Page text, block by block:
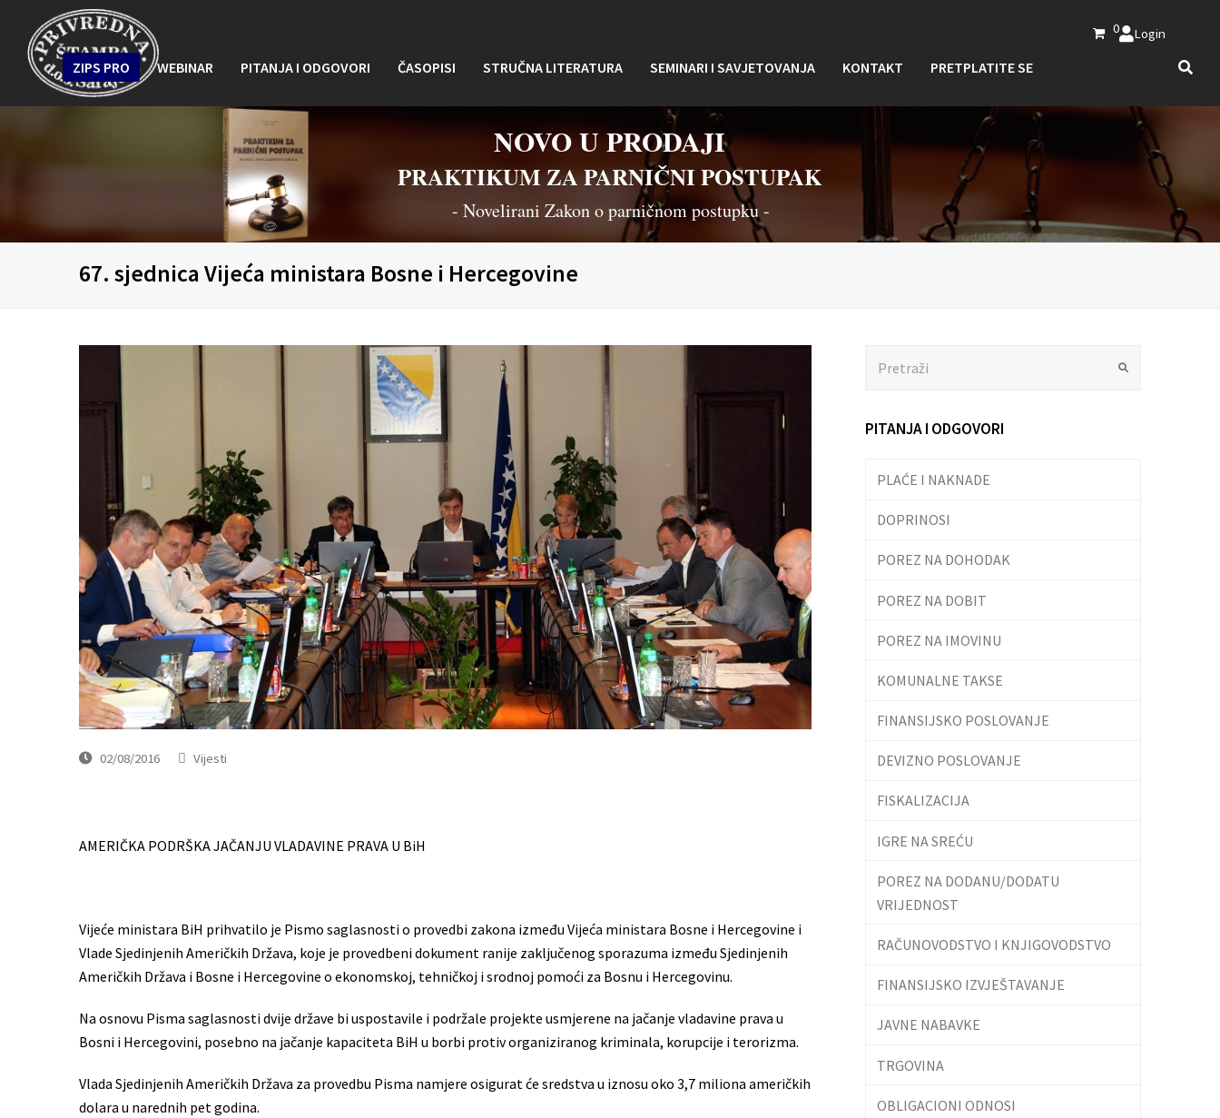
0 Login
ZIPS PRO WEBINAR PITANJA I ODGOVORI ČASOPISI STRUČNA LITERATURA SEMINARI I SAVJETOVANJA KONTAKT PRETPLATITE SE
NOVO U PRODAJI
PRAKTIKUM ZA PARNIČNI POSTUPAK
- Novelirani Zakon o parničnom postupku -
67. sjednica Vijeća ministara Bosne i Hercegovine
02/08/2016 Vijesti
AMERIČKA PODRŠKA JAČANJU VLADAVINE PRAVA U BiH
Vijeće ministara BiH prihvatilo je Pismo saglasnosti o provedbi zakona između Vijeća ministara Bosne i Hercegovine i
Vlade Sjedinjenih Američkih Država, koje je provedbeni dokument ranije zaključenog sporazuma između Sjedinjenih
Američkih Država i Bosne i Hercegovine o ekonomskoj, tehničkoj i srodnoj pomoći za Bosnu i Hercegovinu.
Na osnovu Pisma saglasnosti dvije države bi uspostavile i podržale projekte usmjerene na jačanje vladavine prava u
Bosni i Hercegovini, posebno na jačanje kapaciteta BiH u borbi protiv organiziranog kriminala, korupcije i terorizma.
Vlada Sjedinjenih Američkih Država za provedbu Pisma namjere osigurat će sredstva u iznosu oko 3,7 miliona američkih
dolara u narednih pet godina.
PITANJA I ODGOVORI
PLAĆE I NAKNADE
DOPRINOSI
POREZ NA DOHODAK
POREZ NA DOBIT
POREZ NA IMOVINU
KOMUNALNE TAKSE
FINANSIJSKO POSLOVANJE
DEVIZNO POSLOVANJE
FISKALIZACIJA
IGRE NA SREĆU
POREZ NA DODANU/DODATU
VRIJEDNOST
RAČUNOVODSTVO I KNJIGOVODSTVO
FINANSIJSKO IZVJEŠTAVANJE
JAVNE NABAVKE
TRGOVINA
OBLIGACIONI ODNOSI